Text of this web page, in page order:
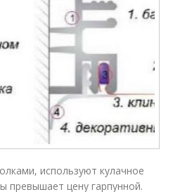
используют кулачное
превышает цену гарпунной.